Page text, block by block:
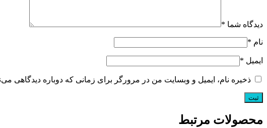
دیدگاه شما *
نام *
ایمیل *
ذخیره نام، ایمیل و وبسایت من در مرورگر برای زمانی که دوباره دیدگاهی
محصولات مرتبط